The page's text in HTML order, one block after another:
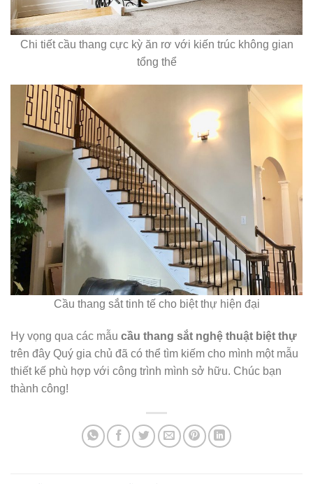
Chi tiết cầu thang cực kỳ ăn rơ với kiến trúc không gian
tổng thể
Cầu thang sắt tinh tế cho biệt thự hiện đại
Hy vọng qua các mẫu cầu thang sắt nghệ thuật biệt thự
trên đây Quý gia chủ đã có thể tìm kiếm cho mình một mẫu
thiết kế phù hợp với công trình mình sở hữu. Chúc bạn
thành công!